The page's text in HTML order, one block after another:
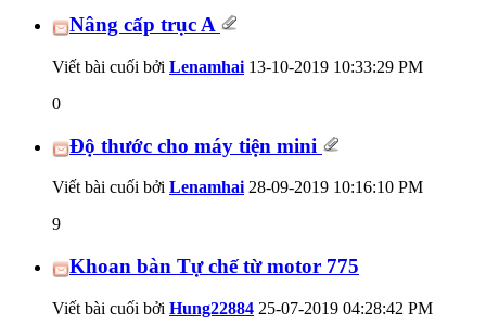
Nâng cấp trục A
Viết bài cuối bởi Lenamhai 13-10-2019 10:33:29 PM
0
Độ thước cho máy tiện mini
Viết bài cuối bởi Lenamhai 28-09-2019 10:16:10 PM
9
Khoan bàn Tự chế từ motor 775
Viết bài cuối bởi Hung22884 25-07-2019 04:28:42 PM